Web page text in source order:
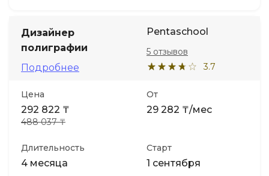
Дизайнер
полиграфии
Подробнее
Pentaschool
3.7
5 отзывов
Цена
292 822 ₸
488 037 ₸
От
29 282 ₸/мес
Длительность
4 месяца
Старт
1 сентября